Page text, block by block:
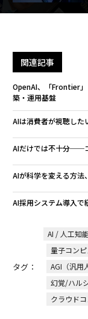
関連記事
OpenAI、「Frontier
築・運用基盤
AIは消費者が視聴した
AIだけでは不十分──
AIが科学を変える方法
AI採用システム導入で
タグ：
AI / 人工知能
量子コン
AGI（汎用
幻覚/ハル
クラウド